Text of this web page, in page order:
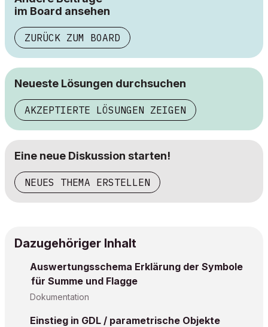
im Board ansehen
ZURÜCK ZUM BOARD
Neueste Lösungen durchsuchen
AKZEPTIERTE LÖSUNGEN ZEIGEN
Eine neue Diskussion starten!
NEUES THEMA ERSTELLEN
Dazugehöriger Inhalt
Auswertungsschema Erklärung der Symbole
für Summe und Flagge
Dokumentation
Einstieg in GDL / parametrische Objekte